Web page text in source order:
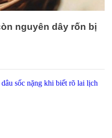
nguyên dây rốn bị